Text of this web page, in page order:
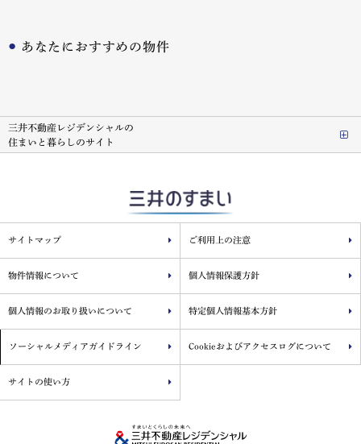
あなたにおすすめの物件
三井不動産レジデンシャルの
住まいと暮らしのサイト
サイトマップ ご利用上の注意
物件情報について 個人情報保護方針
個人情報のお取り扱いについて 特定個人情報基本方針
ソーシャルメディアガイドライン Cookieおよびアクセスログについて
サイトの使い方